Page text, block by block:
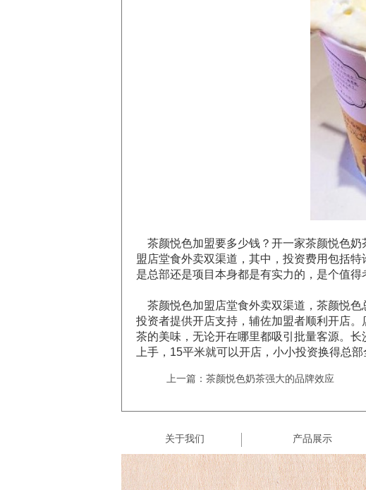
茶颜悦色加盟要多少钱？开一家茶颜悦色奶
盟店堂食外卖双渠道，其中，投资费用包括
是总部还是项目本身都是有实力的，是个值
茶颜悦色加盟店堂食外卖双渠道，茶颜悦色
投资者提供开店支持，辅佐加盟者顺利开店
茶的美味，无论开在哪里都吸引批量客源。
上手，15平米就可以开店，小小投资换得总
上一篇：茶颜悦色奶茶强大的品牌效应
关于我们 产品展示